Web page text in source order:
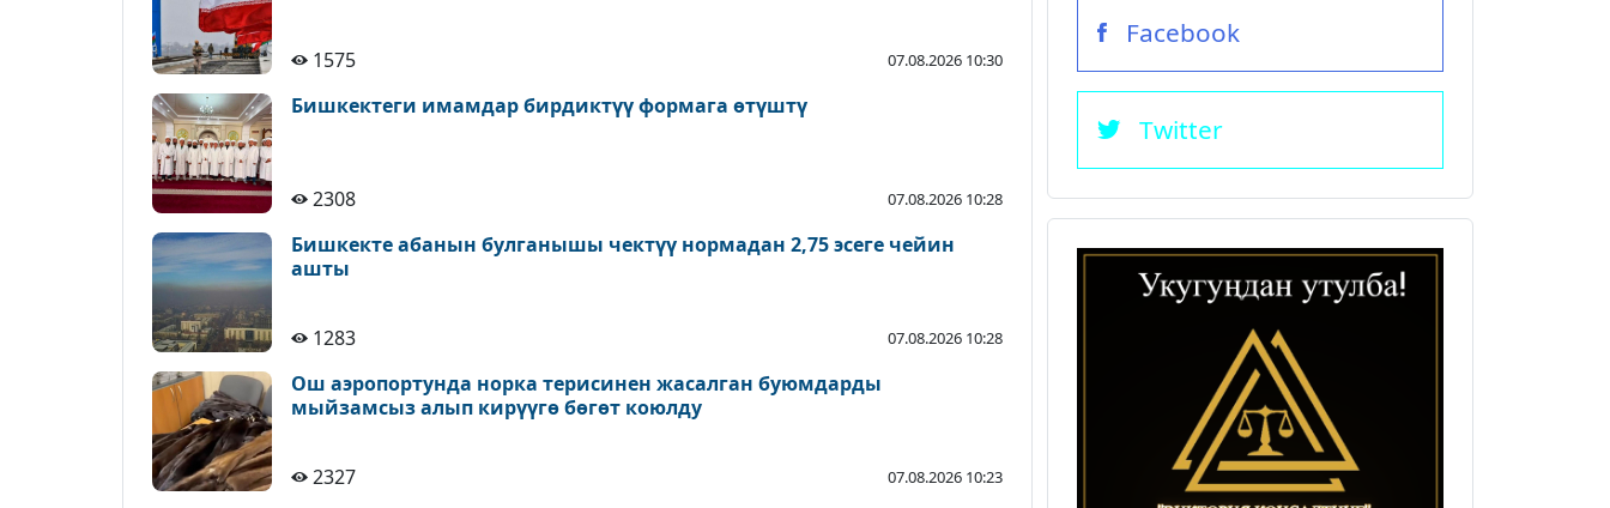
1575 07.08.2026 10:30
Бишкектеги имамдар бирдиктүү формага өтүштү
2308 07.08.2026 10:28
Бишкекте абанын булганышы чектүү нормадан 2,75 эсеге чейин
ашты
1283 07.08.2026 10:28
Ош аэропортунда норка терисинен жасалган буюмдарды
мыйзамсыз алып кирүүгө бөгөт коюлду
2327 07.08.2026 10:23
Facebook
Twitter